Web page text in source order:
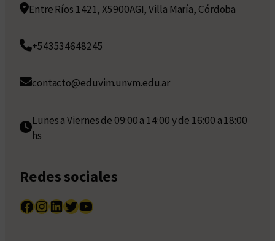
Entre Ríos 1421, X5900AGI, Villa María, Córdoba
+543534648245
contacto@eduvim.unvm.edu.ar
Lunes a Viernes de 09:00 a 14:00 y de 16:00 a 18:00
hs
Redes sociales
Facebook InstagramLinkedIn Twitter YouTube